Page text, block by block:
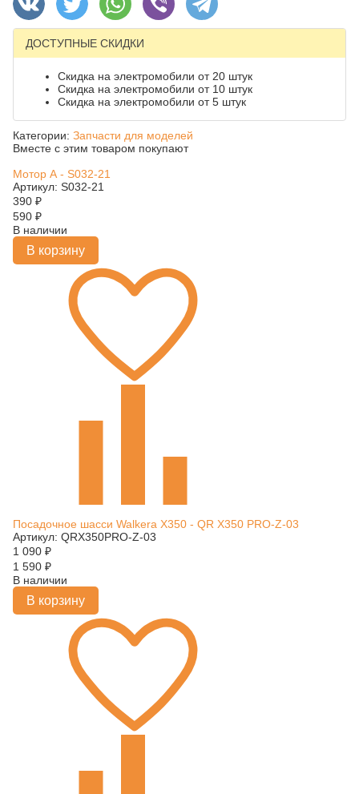
ДОСТУПНЫЕ СКИДКИ
Скидка на электромобили от 20 штук
Скидка на электромобили от 10 штук
Скидка на электромобили от 5 штук
Категории: Запчасти для моделей
Вместе с этим товаром покупают
Мотор А - S032-21
Артикул: S032-21
390 ₽
590 ₽
В наличии
В корзину
Посадочное шасси Walkera X350 - QR X350 PRO-Z-03
Артикул: QRX350PRO-Z-03
1 090 ₽
1 590 ₽
В наличии
В корзину